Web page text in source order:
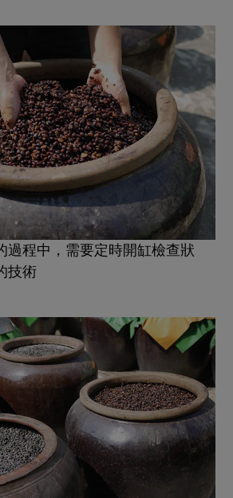
過程中，需要定時開缸檢查狀
技術